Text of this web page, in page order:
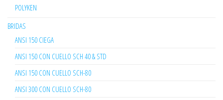
POLYKEN
BRIDAS
ANSI 150 CIEGA
ANSI 150 CON CUELLO SCH 40 & STD
ANSI 150 CON CUELLO SCH-80
ANSI 300 CON CUELLO SCH-80